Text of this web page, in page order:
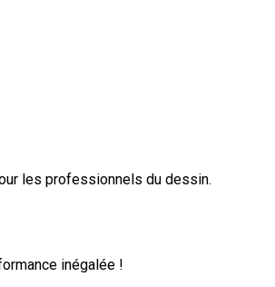
les professionnels du dessin.
inégalée !